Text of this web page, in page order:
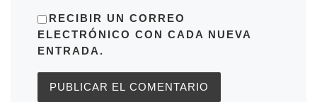
RECIBIR UN CORREO
ELECTRÓNICO CON CADA NUEVA
ENTRADA.